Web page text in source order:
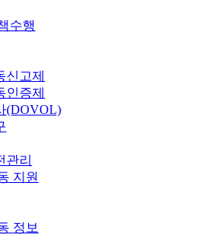
수행
신고제
인증제
(DOVOL)
관리
지원
정보